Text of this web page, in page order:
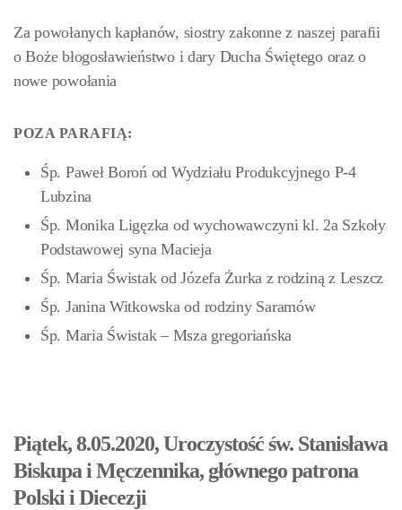
Za powołanych kapłanów, siostry zakonne z naszej parafii
o Boże błogosławieństwo i dary Ducha Świętego oraz o
nowe powołania
POZA PARAFIĄ:
Śp. Paweł Boroń od Wydziału Produkcyjnego P-4
Lubzina
Śp. Monika Ligęzka od wychowawczyni kl. 2a Szkoły
Podstawowej syna Macieja
Śp. Maria Świstak od Józefa Żurka z rodziną z Leszcz
Śp. Janina Witkowska od rodziny Saramów
Śp. Maria Świstak – Msza gregoriańska
Piątek, 8.05.2020, Uroczystość św. Stanisława
Biskupa i Męczennika, głównego patrona
Polski i Diecezji